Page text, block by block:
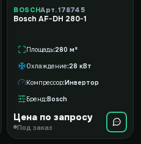
BOSCHАрт. 178745
Bosch AF-DH 280-1
Площадь 280 м²
Охлаждение 28 кВт
Компрессор Инвертор
Бренд Bosch
Цена по запросу
Под заказ